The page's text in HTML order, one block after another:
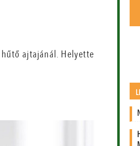
ajtajánál. Helyette